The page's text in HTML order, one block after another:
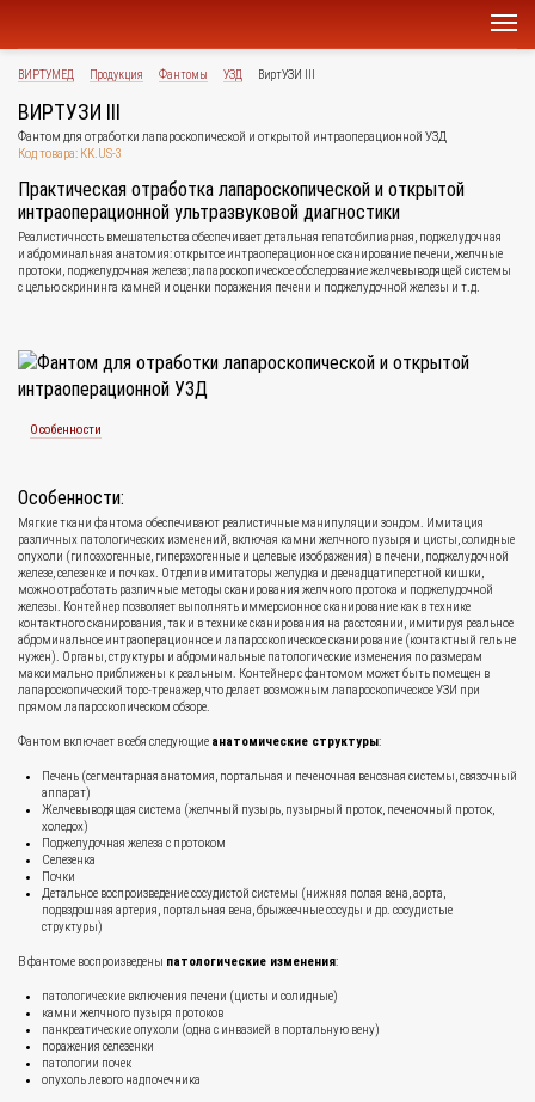
ВИРТУМЕД Продукция Фантомы УЗД ВиртУЗИ III
ВИРТУЗИ III
Фантом для отработки лапароскопической и открытой интраоперационной УЗД
Код товара: KK.US-3
Практическая отработка лапароскопической и открытой
интраоперационной ультразвуковой диагностики
Реалистичность вмешательства обеспечивает детальная гепатобилиарная, поджелудочная
и абдоминальная анатомия: открытое интраоперационное сканирование печени, желчные
протоки, поджелудочная железа; лапароскопическое обследование желчевыводящей системы
с целью скрининга камней и оценки поражения печени и поджелудочной железы и т.д.
Особенности
Особенности:
Мягкие ткани фантома обеспечивают реалистичные манипуляции зондом. Имитация
различных патологических изменений, включая камни желчного пузыря и цисты, солидные
опухоли (гипоэхогенные, гиперэхогенные и целевые изображения) в печени, поджелудочной
железе, селезенке и почках. Отделив имитаторы желудка и двенадцатиперстной кишки,
можно отработать различные методы сканирования желчного протока и поджелудочной
железы. Контейнер позволяет выполнять иммерсионное сканирование как в технике
контактного сканирования, так и в технике сканирования на расстоянии, имитируя реальное
абдоминальное интраоперационное и лапароскопическое сканирование (контактный гель не
нужен). Органы, структуры и абдоминальные патологические изменения по размерам
максимально приближены к реальным. Контейнер с фантомом может быть помещен в
лапароскопический торс‐тренажер, что делает возможным лапароскопическое УЗИ при
прямом лапароскопическом обзоре.
Фантом включает в себя следующие анатомические структуры:
Печень (сегментарная анатомия, портальная и печеночная венозная системы, связочный
аппарат)
Желчевыводящая система (желчный пузырь, пузырный проток, печеночный проток,
холедох)
Поджелудочная железа с протоком
Селезенка
Почки
Детальное воспроизведение сосудистой системы (нижняя полая вена, аорта,
подвздошная артерия, портальная вена, брыжеечные сосуды и др. сосудистые
структуры)
В фантоме воспроизведены патологические изменения:
патологические включения печени (цисты и солидные)
камни желчного пузыря протоков
панкреатические опухоли (одна с инвазией в портальную вену)
поражения селезенки
патологии почек
опухоль левого надпочечника